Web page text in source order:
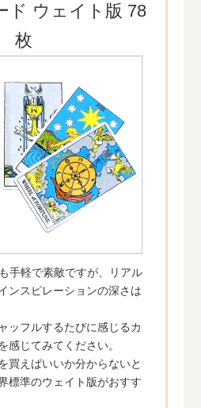
ド ウェイト版 78
枚
手軽で素敵ですが、リアル
ンスピレーションの深さは
ッフルするたびに感じるカ
感じてみてください。
買えばいいか分からないと
標準のウェイト版がおすす